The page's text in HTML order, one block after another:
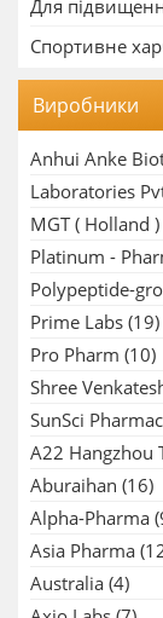
Для
Спортивне
Виробники
Anhui Anke
Laboratories
MGT ( Holland )
Platinum -
Polypeptide-
Prime Labs (19)
Pro Pharm (10)
Shree
SunSci
A22 Hangzhou
Aburaihan (16)
Alpha-Pharma
Asia Pharma
Australia (4)